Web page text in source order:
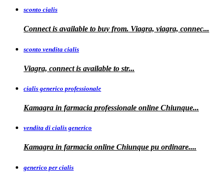
sconto cialis
Connect is available to buy from. Viagra, viagra, connec...
sconto vendita cialis
Viagra, connect is available to str...
cialis generico professionale
Kamagra in farmacia professionale online Chiunque...
vendita di cialis generico
Kamagra in farmacia online Chiunque pu ordinare....
generico per cialis